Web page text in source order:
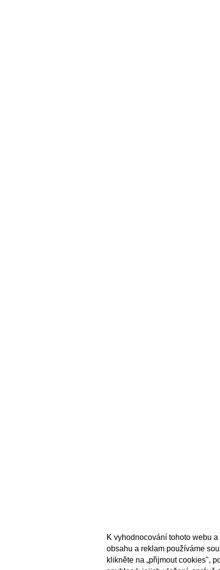
K vyhodnocování tohoto webu
obsahu a reklam používáme
klikněte na „přijmout cookies",